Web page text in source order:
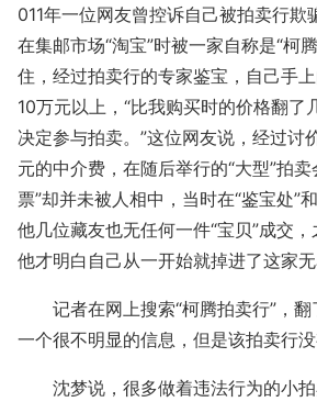
011年一位网友曾控诉自己被拍卖行欺
在集邮市场“淘宝”时被一家自称是“柯
住，经过拍卖行的专家鉴宝，自己手
10万元以上，“比我购买时的价格翻了
决定参与拍卖。”这位网友说，经过讨
元的中介费，在随后举行的“大型”拍
票”却并未被人相中，当时在“鉴宝处”
他几位藏友也无任何一件“宝贝”成交
他才明白自己从一开始就掉进了这家无
记者在网上搜索“柯腾拍卖行”，
一个很不明显的信息，但是该拍卖行没
沈梦说，很多做着违法行为的小